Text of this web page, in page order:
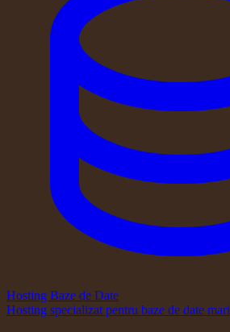
Hosting Baze de Date
Hosting specializat pentru baze de date mari